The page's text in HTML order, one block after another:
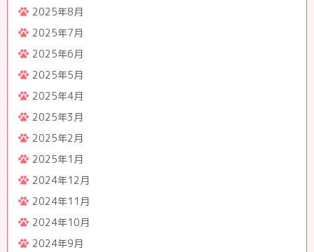
2025年8月
2025年7月
2025年6月
2025年5月
2025年4月
2025年3月
2025年2月
2025年1月
2024年12月
2024年11月
2024年10月
2024年9月